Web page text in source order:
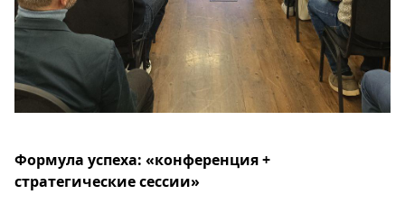
Формула успеха: «конференция +
стратегические сессии»